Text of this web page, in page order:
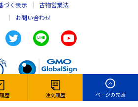
歴 注文履歴 ページの先頭
づく表示
古物営業法
お問い合わせ
© e431, INC. All rights reserved,